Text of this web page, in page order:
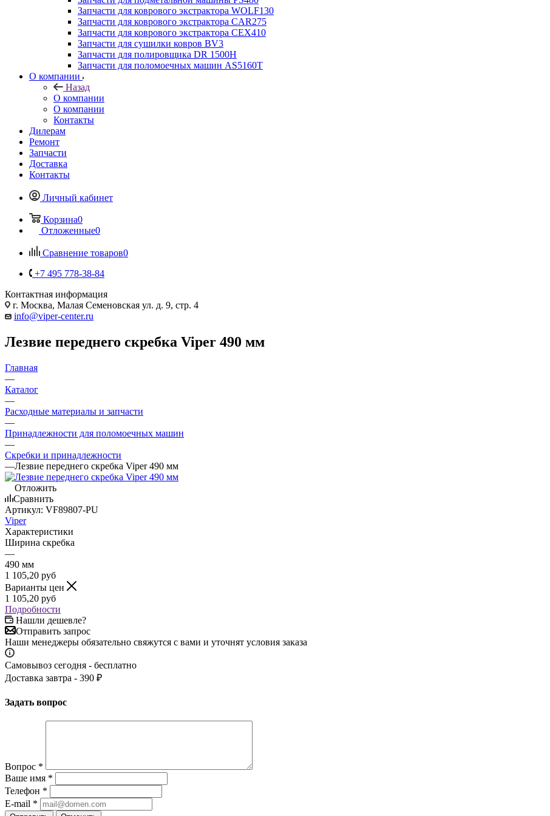
Запчасти для коврового экстрактора WOLF130
Запчасти для коврового экстрактора CAR275
Запчасти для коврового экстрактора CEX410
Запчасти для сушилки ковров BV3
Запчасти для полировщика DR 1500H
Запчасти для поломоечных машин AS5160T
О компании
Назад
О компании
О компании
Контакты
Дилерам
Ремонт
Запчасти
Доставка
Контакты
Личный кабинет
Корзина0
Отложенные0
Сравнение товаров0
+7 495 778-38-84
Контактная информация
г. Москва, Малая Семеновская ул. д. 9, стр. 4
info@viper-center.ru
Лезвие переднего скребка Viper 490 мм
Главная
—
Каталог
—
Расходные материалы и запчасти
—
Принадлежности для поломоечных машин
—
Скребки и принадлежности
—Лезвие переднего скребка Viper 490 мм
Отложить
Сравнить
Артикул: VF89807-PU
Viper
Характеристики
Ширина скребка
—
490 мм
1 105,20 руб
Варианты цен
1 105,20 руб
Подробности
Нашли дешевле?
Отправить запрос
Наши менеджеры обязательно свяжутся с вами и уточнят условия заказа
Самовывоз сегодня - бесплатно
Доставка завтра - 390 ₽
Задать вопрос
Вопрос *
Ваше имя *
Телефон *
E-mail *